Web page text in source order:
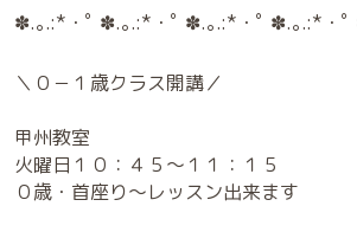
✽.｡.:*・ﾟ ✽.｡.:*・ﾟ ✽.｡.:*・ﾟ ✽.｡.:*・ﾟ
＼０－１歳クラス開講／
甲州教室
火曜日１０：４５～１１：１５
０歳・首座り～レッスン出来ます